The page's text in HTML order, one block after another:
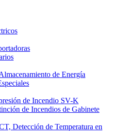
de Energía
de Incendio SV-K
de Incendios de Gabinete
Detección de Temperatura en